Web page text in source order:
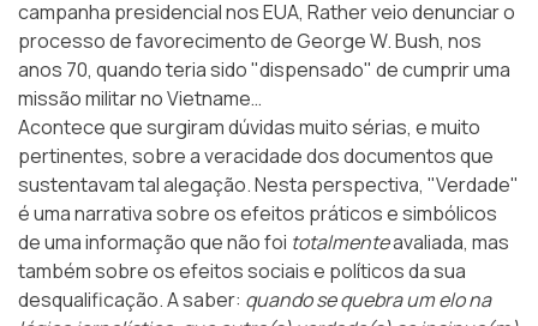
campanha presidencial nos EUA, Rather veio denunciar o
processo de favorecimento de George W. Bush, nos
anos 70, quando teria sido "dispensado" de cumprir uma
missão militar no Vietname…
Acontece que surgiram dúvidas muito sérias, e muito
pertinentes, sobre a veracidade dosdocumentosque
sustentavam tal alegação. Nesta perspectiva, "Verdade"
é uma narrativa sobre os efeitos práticos e simbólicos
de uma informação que não foi totalmenteavaliada, mas
também sobre os efeitos sociais e políticos da sua
desqualificação. A saber: quando se quebra um elo na